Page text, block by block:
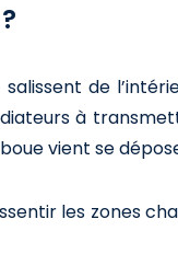
de
à
vient se
les zones